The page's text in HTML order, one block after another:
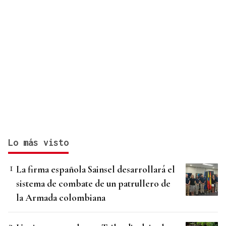
Lo más visto
La firma española Sainsel desarrollará el
sistema de combate de un patrullero de
la Armada colombiana